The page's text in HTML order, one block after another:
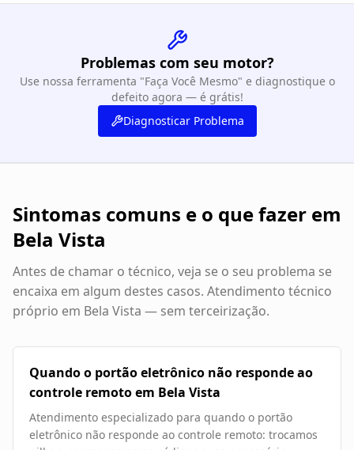
Problemas com seu motor?
Use nossa ferramenta "Faça Você Mesmo" e diagnostique o
defeito agora — é grátis!
Diagnosticar Problema
Sintomas comuns e o que fazer em
Bela Vista
Antes de chamar o técnico, veja se o seu problema se
encaixa em algum destes casos. Atendimento técnico
próprio em Bela Vista — sem terceirização.
Quando o portão eletrônico não responde ao
controle remoto em Bela Vista
Atendimento especializado para quando o portão
eletrônico não responde ao controle remoto: trocamos